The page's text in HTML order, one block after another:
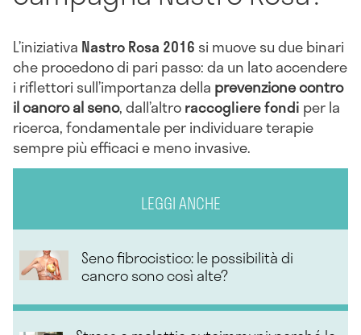
L’iniziativa Nastro Rosa 2016 si muove su due binari
che procedono di pari passo: da un lato accendere
i riflettori sull’importanza della prevenzione contro
il cancro al seno, dall’altroraccogliere fondi per la
ricerca, fondamentale per individuare terapie
sempre più efficaci e meno invasive.
LEGGI ANCHE
Seno fibrocistico: le possibilità di
cancro sono così alte?